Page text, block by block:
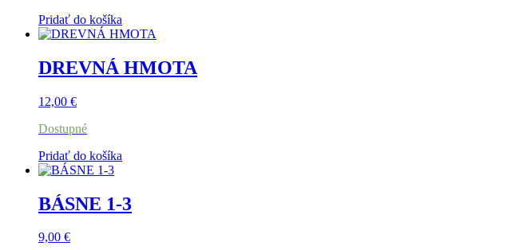
Pridať do košíka
DREVNÁ HMOTA
12,00 €
Dostupné
Pridať do košíka
BÁSNE 1-3
9,00 €